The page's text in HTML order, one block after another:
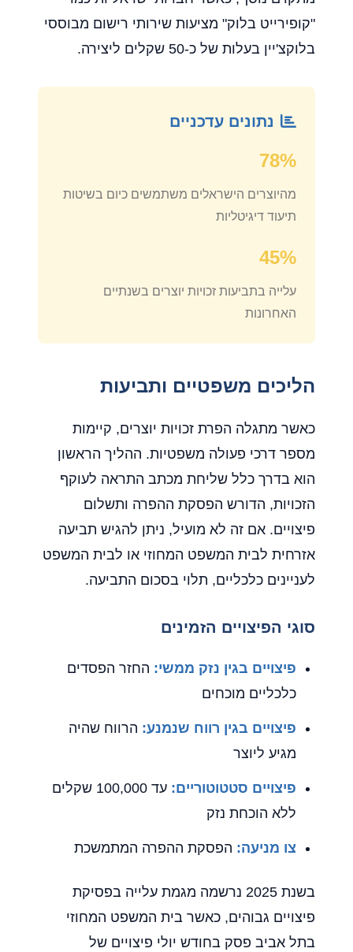
"קופירייט בלוק" מציעות שירותי רישום מבוססי
בלוקצ'יין בעלות של כ-50 שקלים ליצירה.
נתונים עדכניים
78%
מהיוצרים הישראלים משתמשים כיום בשיטות
תיעוד דיגיטליות
45%
עלייה בתביעות זכויות יוצרים בשנתיים
האחרונות
הליכים משפטיים ותביעות
כאשר מתגלה הפרת זכויות יוצרים, קיימות
מספר דרכי פעולה משפטיות. ההליך הראשון
הוא בדרך כלל שליחת מכתב התראה לעוקף
הזכויות, הדורש הפסקת ההפרה ותשלום
פיצויים. אם זה לא מועיל, ניתן להגיש תביעה
אזרחית לבית המשפט המחוזי או לבית המשפט
לעניינים כלכליים, תלוי בסכום התביעה.
סוגי הפיצויים הזמינים
פיצויים בגין נזק ממשי: החזר הפסדים
כלכליים מוכחים
פיצויים בגין רווח שנמנע: הרווח שהיה
מגיע ליוצר
פיצויים סטטוטוריים:
עד 100,000 שקלים
ללא הוכחת נזק
צו מניעה: הפסקת ההפרה המתמשכת
בשנת 2025 נרשמה מגמת עלייה בפסיקת
פיצויים גבוהים, כאשר בית המשפט המחוזי
בתל אביב פסק בחודש יולי פיצויים של